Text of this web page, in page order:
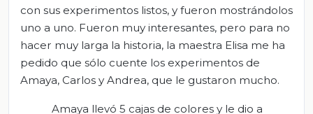
con sus experimentos listos, y fueron mostrándolos
uno a uno. Fueron muy interesantes, pero para no
hacer muy larga la historia, la maestra Elisa me ha
pedido que sólo cuente los experimentos de
Amaya, Carlos y Andrea, que le gustaron mucho.
Amaya llevó 5 cajas de colores y le dio a